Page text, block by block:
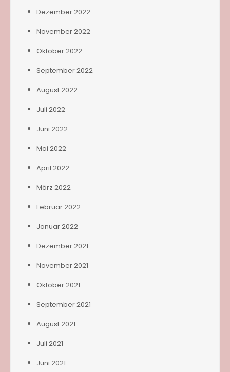
Dezember 2022
November 2022
Oktober 2022
September 2022
August 2022
Juli 2022
Juni 2022
Mai 2022
April 2022
März 2022
Februar 2022
Januar 2022
Dezember 2021
November 2021
Oktober 2021
September 2021
August 2021
Juli 2021
Juni 2021